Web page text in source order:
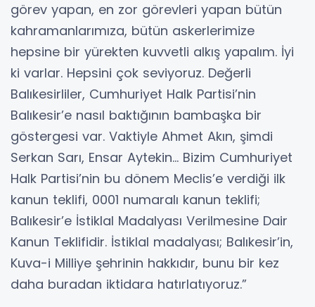
görev yapan, en zor görevleri yapan bütün
kahramanlarımıza, bütün askerlerimize
hepsine bir yürekten kuvvetli alkış yapalım. İyi
ki varlar. Hepsini çok seviyoruz. Değerli
Balıkesirliler, Cumhuriyet Halk Partisi’nin
Balıkesir’e nasıl baktığının bambaşka bir
göstergesi var. Vaktiyle Ahmet Akın, şimdi
Serkan Sarı, Ensar Aytekin… Bizim Cumhuriyet
Halk Partisi’nin bu dönem Meclis’e verdiği ilk
kanun teklifi, 0001 numaralı kanun teklifi;
Balıkesir’e İstiklal Madalyası Verilmesine Dair
Kanun Teklifidir. İstiklal madalyası; Balıkesir’in,
Kuva-i Milliye şehrinin hakkıdır, bunu bir kez
daha buradan iktidara hatırlatıyoruz.”